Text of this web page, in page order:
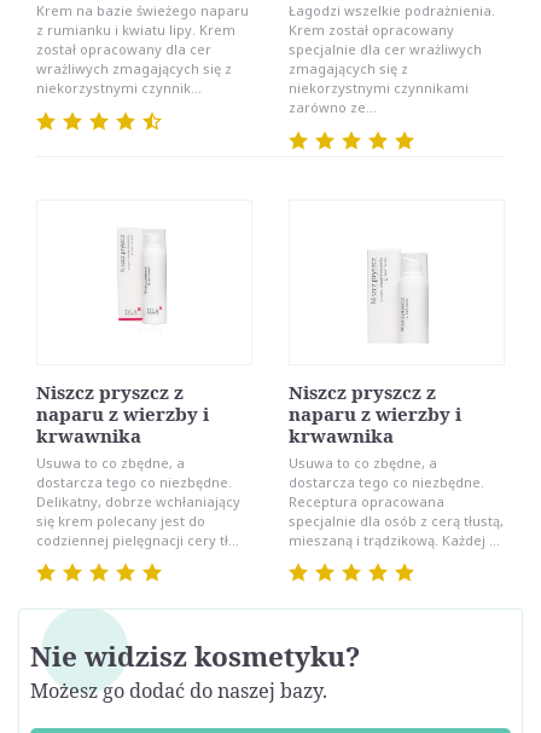
Krem na bazie świeżego naparu
z rumianku i kwiatu lipy. Krem
został opracowany dla cer
wrażliwych zmagających się z
niekorzystnymi czynnik...
Łagodzi wszelkie podrażnienia.
Krem został opracowany
specjalnie dla cer wrażliwych
zmagających się z
niekorzystnymi czynnikami
zarówno ze...
Niszcz pryszcz z
naparu z wierzby i
krwawnika
Usuwa to co zbędne, a
dostarcza tego co niezbędne.
Delikatny, dobrze wchłaniający
się krem polecany jest do
codziennej pielęgnacji cery tł...
Niszcz pryszcz z
naparu z wierzby i
krwawnika
Usuwa to co zbędne, a
dostarcza tego co niezbędne.
Receptura opracowana
specjalnie dla osób z cerą tłustą,
mieszaną i trądzikową. Każdej ...
Nie widzisz kosmetyku?
Możesz go dodać do naszej bazy.